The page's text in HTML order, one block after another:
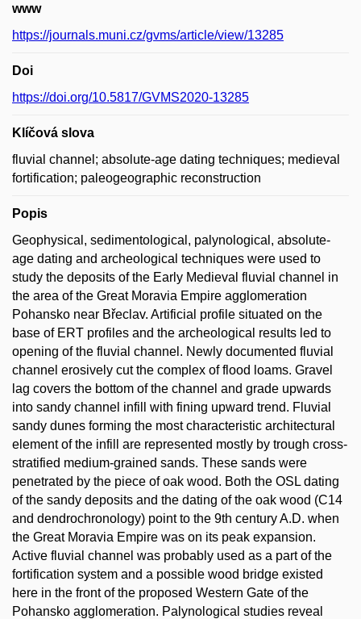
www
https://journals.muni.cz/gvms/article/view/13285
Doi
https://doi.org/10.5817/GVMS2020-13285
Klíčová slova
fluvial channel; absolute-age dating techniques; medieval
fortification; paleogeographic reconstruction
Popis
Geophysical, sedimentological, palynological, absolute-
age dating and archeological techniques were used to
study the deposits of the Early Medieval fluvial channel in
the area of the Great Moravia Empire agglomeration
Pohansko near Břeclav. Artificial profile situated on the
base of ERT profiles and the archeological results led to
opening of the fluvial channel. Newly documented fluvial
channel erosively cut the complex of flood loams. Gravel
lag covers the bottom of the channel and grade upwards
into sandy channel infill with fining upward trend. Fluvial
sandy dunes forming the most characteristic architectural
element of the infill are represented mostly by trough cross-
stratified medium-grained sands. These sands were
penetrated by the piece of oak wood. Both the OSL dating
of the sandy deposits and the dating of the oak wood (C14
and dendrochronology) point to the 9th century A.D. when
the Great Moravia Empire was on its peak expansion.
Active fluvial channel was probably used as a part of the
fortification system and a possible wood bridge existed
here in the front of the proposed Western Gate of the
Pohansko agglomeration. Palynological studies reveal